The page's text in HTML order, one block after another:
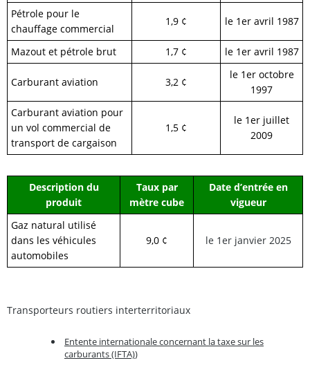
Pétrole pour le
chauffage commercial
1,9 ¢ le 1er avril 1987
Mazout et pétrole brut 1,7 ¢ le 1er avril 1987
Carburant aviation 3,2 ¢
le 1er octobre
1997
Carburant aviation pour
un vol commercial de
transport de cargaison
1,5 ¢
le 1er juillet
2009
Description du
produit
Taux par
mètre cube
Date d’entrée en
vigueur
Gaz natural utilisé
dans les véhicules
automobiles
9,0 ¢ le 1er janvier2025
Transporteurs routiers interterritoriaux
Entente internationale concernant la taxe sur les
carburants (IFTA))